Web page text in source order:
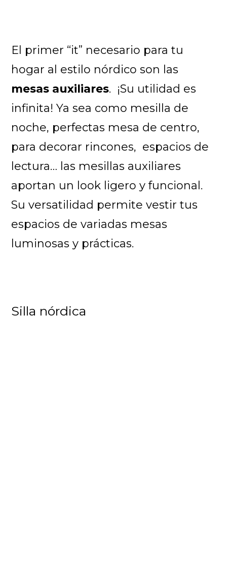
El primer “it” necesario para tu
hogar al estilo nórdico son las
mesas auxiliares. ¡Su utilidad es
infinita! Ya sea como mesilla de
noche, perfectas mesa de centro,
para decorar rincones, espacios de
lectura… las mesillas auxiliares
aportan un look ligero y funcional.
Su versatilidad permite vestir tus
espacios de variadas mesas
luminosas y prácticas.
Silla nórdica